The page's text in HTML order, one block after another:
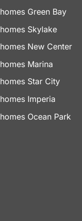
Green Bay
Skylake
New Center
Marina
Star City
Imperia
Ocean Park